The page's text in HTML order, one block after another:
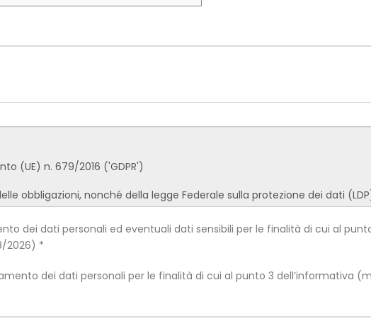
dei dati personali ed eventuali dati sensibili per le finalità di cui al
2026) *
dei dati personali per le finalità di cui al punto 3 dell’informativa